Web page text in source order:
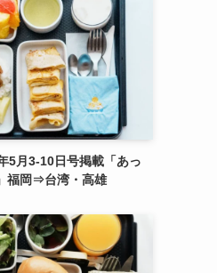
5月3-10日号掲載「あっ
福岡⇒台湾・高雄